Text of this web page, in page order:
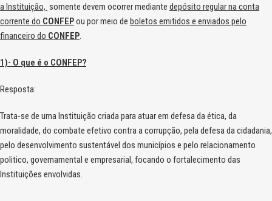
a Instituição, somente devem ocorrer mediante depósito regular na conta
corrente do CONFEPou por meio de boletos emitidos e enviados pelo
financeiro do CONFEP.
1)- O que é o CONFEP?
Resposta:
Trata-se de uma Instituição criada para atuar em defesa da ética, da
moralidade, do combate efetivo contra a corrupção, pela defesa da cidadania,
pelo desenvolvimento sustentável dos municípios e pelo relacionamento
politico, governamental e empresarial, focando o fortalecimento das
Instituições envolvidas.